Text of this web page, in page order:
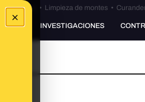
×
Bulos Ceuta • Limpieza de montes•
INVESTIGACIONES